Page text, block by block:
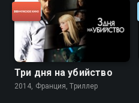
Три дня на убийство
2014, Франция, Триллер